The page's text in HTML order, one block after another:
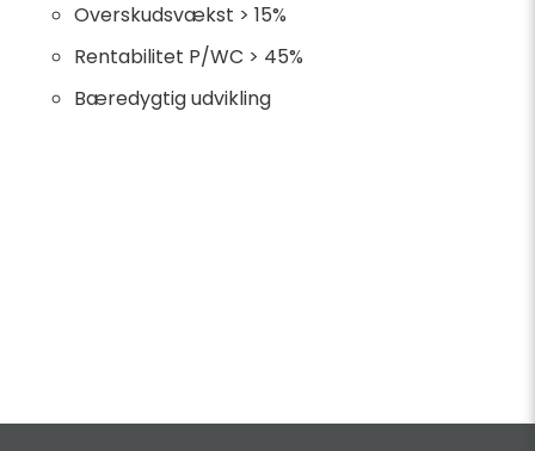
Overskudsvækst > 15%
Rentabilitet P/WC > 45%
Bæredygtig udvikling